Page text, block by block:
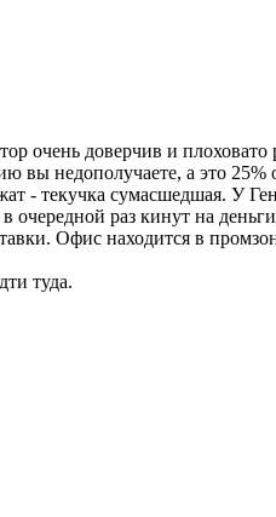
очень доверчив и плоховато
вы недополучаете, а это 25%
- текучка сумасшедшая. У
очередной раз кинут на
Офис находится в
туда.